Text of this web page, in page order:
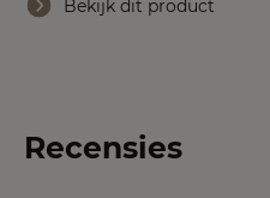
Bekijk dit product
Recensies